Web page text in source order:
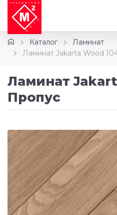
Каталог
Ламинат
Ламинат Jakarta Wood
Ламинат
Пропус